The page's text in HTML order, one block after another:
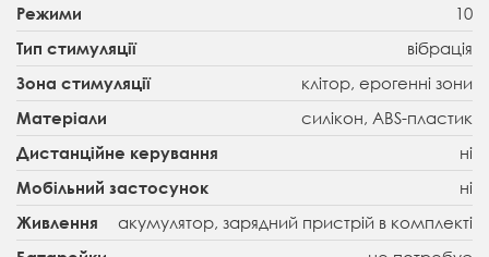
Режими
10
Тип стимуляції вібрація
Зона стимуляції клітор, ерогенні зони
Матеріали силікон, ABS-пластик
Дистанційне керування ні
Мобільний застосунок ні
Живлення акумулятор, зарядний пристрій в комплекті